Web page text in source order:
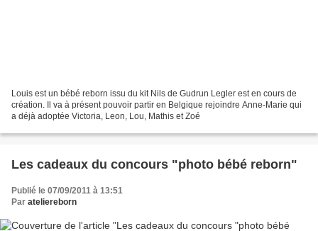
Louis est un bébé reborn issu du kit Nils de Gudrun Legler est en cours de
création. Il va à présent pouvoir partir en Belgique rejoindre Anne-Marie qui
a déjà adoptée Victoria, Leon, Lou, Mathis et Zoé
Les cadeaux du concours "photo bébé reborn"
Publié le 07/09/2011 à 13:51
Par ateliereborn